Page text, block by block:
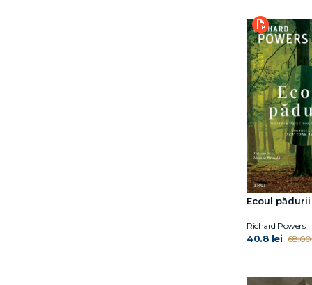
Ecoul pădurii
Richard Powers
40.8 lei 68.00